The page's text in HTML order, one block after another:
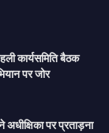
कार्यसमिति बैठक
पर जोर
पर प्रताड़ना